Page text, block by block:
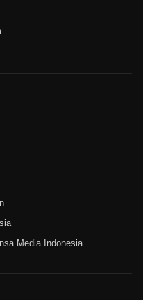
Media Indonesia